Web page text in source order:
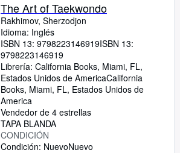
CERRAR
The Art of Taekwondo
Rakhimov, Sherzodjon
Idioma: Inglés
ISBN 13: 9798223146919ISBN 13:
9798223146919
Librería: California Books, Miami, FL,
Estados Unidos de AmericaCalifornia
Books, Miami, FL, Estados Unidos de
America
Vendedor de 4 estrellas
TAPA BLANDA
CONDICIÓN
Condición: NuevoNuevo